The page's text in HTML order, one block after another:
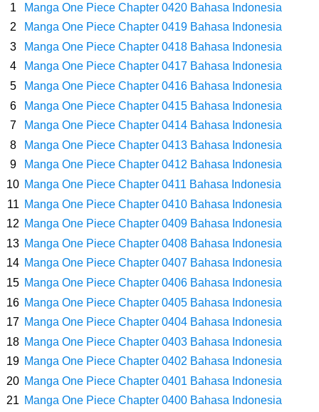
Wanita Milik Sanji
7 Klub Pertama Yang Menjuarai Liga Champions, Apa Klub Jagoan
Kamu Termasuk
Arti Bendera Palau, Negara Kepulauan Yang Berada Di Kawasan
Pasifik Barat
Cara Membuat Linktree Instagram, Sangat Mudah Untuk Kamu
Lakukan Sendiri
7 Fakta Gaban One Piece, Orang Yang Telah Memberikan Kunci Borgol
Milik Loki
Profil Slamet Rahardjo, Aktor Dengan Peran Penting Dalam Perfilman
Indonesia
Resep Roti Panggang, Sangat Mudah Untuk Menjadi Cemilan
Manga One Piece Chapter 0420 Bahasa Indonesia
Manga One Piece Chapter 0419 Bahasa Indonesia
Manga One Piece Chapter 0418 Bahasa Indonesia
Manga One Piece Chapter 0417 Bahasa Indonesia
Manga One Piece Chapter 0416 Bahasa Indonesia
Manga One Piece Chapter 0415 Bahasa Indonesia
Manga One Piece Chapter 0414 Bahasa Indonesia
Manga One Piece Chapter 0413 Bahasa Indonesia
Manga One Piece Chapter 0412 Bahasa Indonesia
Manga One Piece Chapter 0411 Bahasa Indonesia
Manga One Piece Chapter 0410 Bahasa Indonesia
Manga One Piece Chapter 0409 Bahasa Indonesia
Manga One Piece Chapter 0408 Bahasa Indonesia
Manga One Piece Chapter 0407 Bahasa Indonesia
Manga One Piece Chapter 0406 Bahasa Indonesia
Manga One Piece Chapter 0405 Bahasa Indonesia
Manga One Piece Chapter 0404 Bahasa Indonesia
Manga One Piece Chapter 0403 Bahasa Indonesia
Manga One Piece Chapter 0402 Bahasa Indonesia
Manga One Piece Chapter 0401 Bahasa Indonesia
Manga One Piece Chapter 0400 Bahasa Indonesia